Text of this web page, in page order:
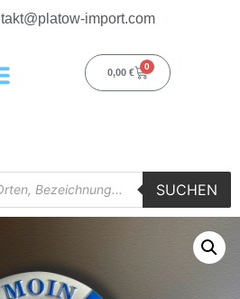
import.com
0,00 €
0
SUCHEN